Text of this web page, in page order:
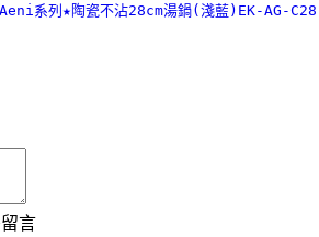
系列★陶瓷不沾28cm湯鍋(淺藍)EK-AG-C28
言